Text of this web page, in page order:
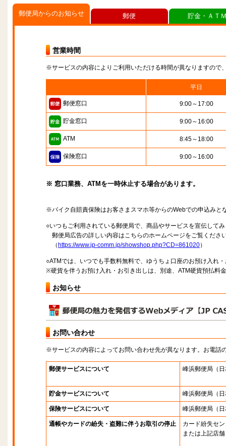
郵便局からのお知らせ
営業時間
※サービスの内容によりご利用いただける時間が異なりますので
平日
郵便窓口 9:00～17:00
貯金窓口 9:00～16:00
ATM 8:45～18:00
保険窓口 9:00～16:00
※ 窓口業務、ATMを一時休止する場合があります。
※バイク自賠責保険はお客さまスマホ等からのWebでの申込みと
○いつもご利用されている郵便局で、商品やサービスを宣伝して
郵便局広告の詳しい内容はこちらのホームページをご覧くださ
（ https://www.jp-comm.jp/showshop.php?CD=861020）
○ATMでは、いつでも手数料無料で、ゆうちょ口座のお預け入れ
※硬貨を伴うお預け入れ・お引き出しは、別途、ATM硬貨預払料
お知らせ
お問い合わせ
※サービスの内容によってお問い合わせ先が異なります。お電話
郵便サービスについて 峰浜郵便局 （
貯金サービスについて 峰浜郵便局 （
保険サービスについて 峰浜郵便局 （
通帳やカードの紛失・盗難に伴うお取引の停止
カード紛失セ
または上記店舗
郵便 貯金・ＡＴ